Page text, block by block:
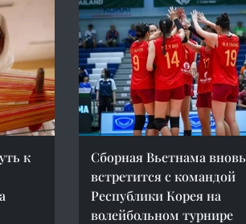
к
Сборная Вьетнама вновь
встретится с командой
Республики Корея на
волейбольном турнире